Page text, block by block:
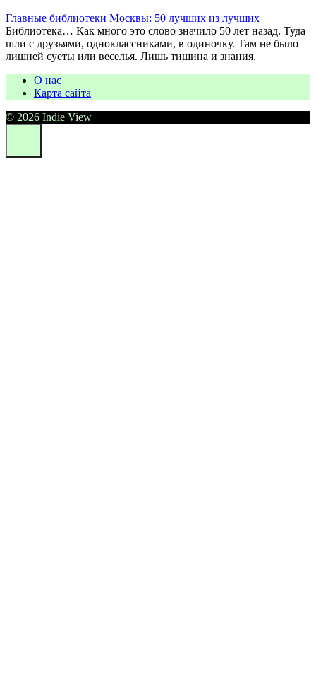
Главные библиотеки Москвы: 50 лучших из лучших
Библиотека… Как много это слово значило 50 лет назад. Туда
шли с друзьями, одноклассниками, в одиночку. Там не было
лишней суеты или веселья. Лишь тишина и знания.
О нас
Карта сайта
© 2026 Indie View